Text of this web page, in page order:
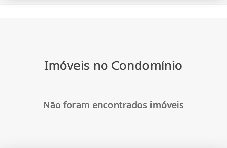
Imóveis no Condomínio
Não foram encontrados imóveis